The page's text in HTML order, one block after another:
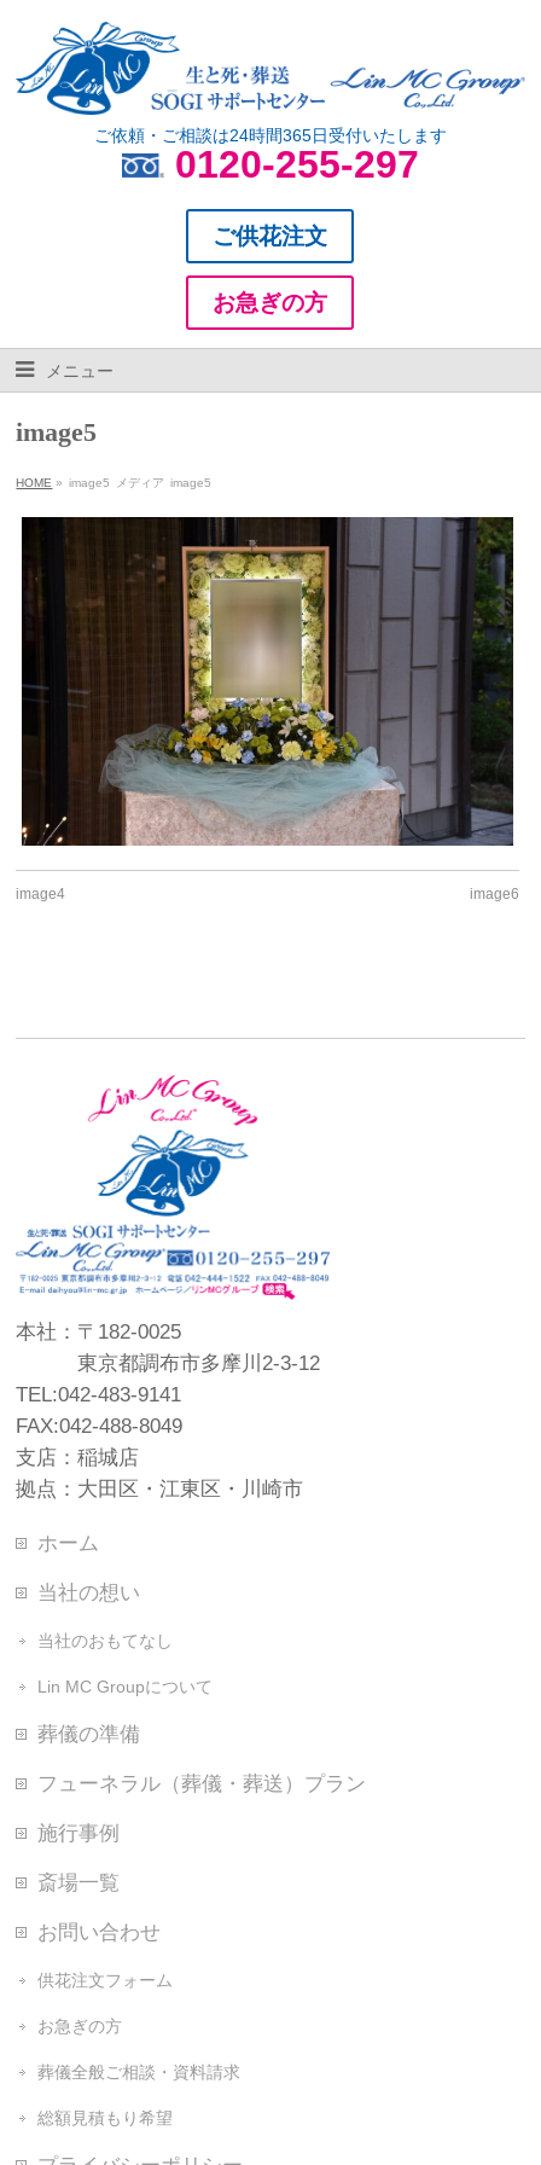
ご依頼・ご相談は24時間365日受付いたします
0120-255-297
ご供花注文
お急ぎの方
メニュー
image5
HOME » image5 メディア image5
image4 image6
本社：〒182-0025
東京都調布市多摩川2-3-12
TEL:042-483-9141
FAX:042-488-8049
支店：稲城店
拠点：大田区・江東区・川崎市
ホーム
当社の想い
当社のおもてなし
Lin MC Groupについて
葬儀の準備
フューネラル（葬儀・葬送）プラン
施行事例
斎場一覧
お問い合わせ
供花注文フォーム
お急ぎの方
葬儀全般ご相談・資料請求
総額見積もり希望